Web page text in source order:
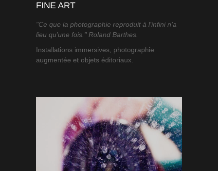
FINE ART
"Ce que la photographie reproduit à l'infini n'a
lieu qu'une fois." Roland Barthes.
Installations immersives, photographie
augmentée et objets éditoriaux.